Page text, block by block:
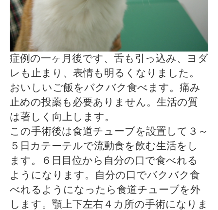
症例の一ヶ月後です、舌も引っ込み、ヨダ
レも止まり、表情も明るくなりました。
おいしいご飯をバクバク食べます。痛み
止めの投薬も必要ありません。生活の質
は著しく向上します。
この手術後は食道チューブを設置して３～
５日カテーテルで流動食を飲む生活をし
ます。６日目位から自分の口で食べれる
ようになります。自分の口でバクバク食
べれるようになったら食道チューブを外
します。顎上下左右４カ所の手術になりま